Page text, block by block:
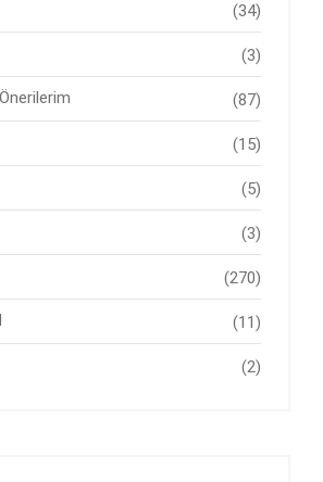
(34)
(3)
(87)
(15)
(5)
(3)
(270)
(11)
(2)